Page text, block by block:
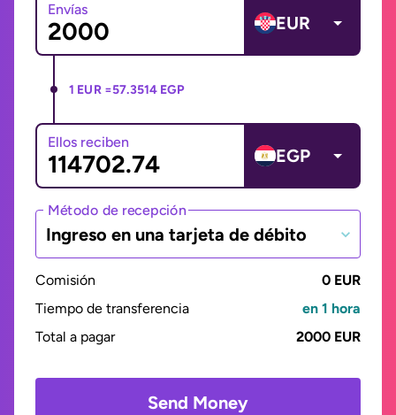
Envías
EUR
1 EUR =57.3514 EGP
Ellos reciben
EGP
Método de recepción
Ingreso en una tarjeta de débito
Comisión
0 EUR
Tiempo de transferencia
en 1 hora
Total a pagar
2000 EUR
Send Money